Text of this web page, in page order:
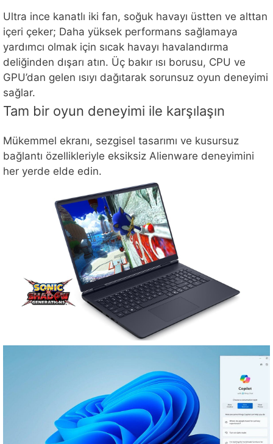
Ultra ince kanatlı iki fan, soğuk havayı üstten ve alttan
içeri çeker; Daha yüksek performans sağlamaya
yardımcı olmak için sıcak havayı havalandırma
deliğinden dışarı atın. Üç bakır ısı borusu, CPU ve
GPU’dan gelen ısıyı dağıtarak sorunsuz oyun deneyimi
sağlar.
Tam bir oyun deneyimi ile karşılaşın
Mükemmel ekranı, sezgisel tasarımı ve kusursuz
bağlantı özellikleriyle eksiksiz Alienware deneyimini
her yerde elde edin.